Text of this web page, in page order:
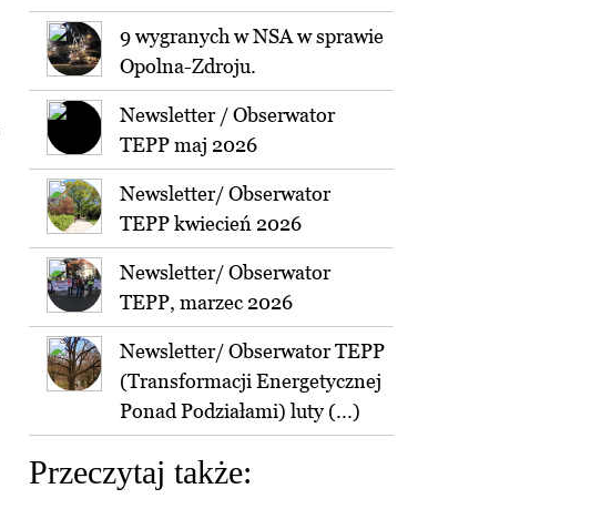
9 wygranych w NSA w sprawie
Opolna-Zdroju.
Newsletter / Obserwator
TEPP maj 2026
Newsletter/ Obserwator
TEPP kwiecień 2026
Newsletter/ Obserwator
TEPP, marzec 2026
Newsletter/ Obserwator TEPP
(Transformacji Energetycznej
Ponad Podziałami) luty (...)
Przeczytaj także: